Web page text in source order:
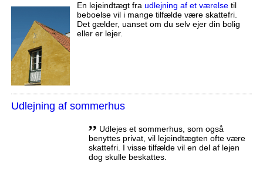
En lejeindtægt fra udlejning af et værelsetil
beboelse vil i mange tilfælde være skattefri.
Det gælder, uanset om du selv ejer din bolig
eller er lejer.
Udlejning af sommerhus
,, Udlejes et sommerhus, som også
benyttes privat, vil lejeindtægten ofte være
skattefri. I visse tilfælde vil en del af lejen
dog skulle beskattes.